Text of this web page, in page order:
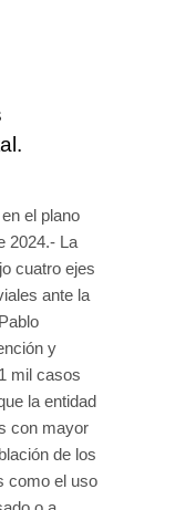
el plano
2024.- La
cuatro ejes
ante la
y
mil casos
la entidad
con mayor
de los
como el uso